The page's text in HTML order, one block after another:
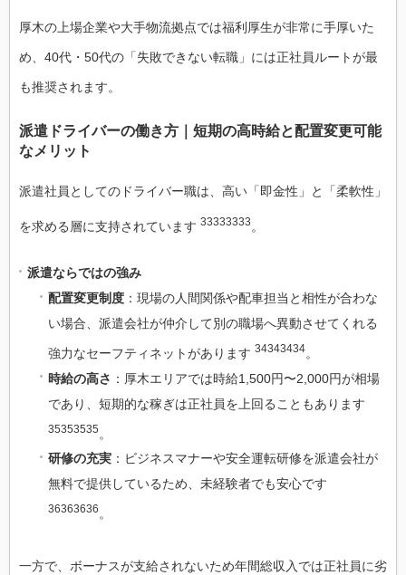
厚木の上場企業や大手物流拠点では福利厚生が非常に手厚いた
め、40代・50代の「失敗できない転職」には正社員ルートが最
も推奨されます。
派遣ドライバーの働き方｜短期の高時給と配置変更可能
なメリット
派遣社員としてのドライバー職は、高い「即金性」と「柔軟性」
を求める層に支持されています 33333333
派遣ならではの強み
配置変更制度 ：現場の人間関係や配車担当と相性が合わな
い場合、派遣会社が仲介して別の職場へ異動させてくれる
強力なセーフティネットがあります 34343434。
時給の高さ ：厚木エリアでは時給1,500円〜2,000円が相場
であり、短期的な稼ぎは正社員を上回ることもあります
35353535 。
研修の充実 ：ビジネスマナーや安全運転研修を派遣会社が
無料で提供しているため、未経験者でも安心です
36363636 。
一方で、ボーナスが支給されないため年間総収入では正社員に劣